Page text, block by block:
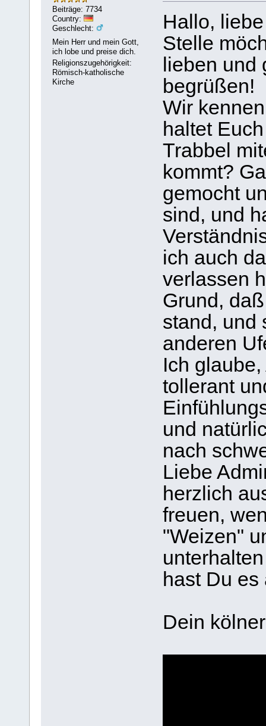
Beiträge: 7734
Country:
Geschlecht:
Mein Herr und mein Gott,
ich lobe und preise dich.
Religionszugehörigkeit:
Römisch-katholische
Kirche
Hallo,
Stelle
lieben und
begrüßen!
Wir
haltet
Trabbel
kommt?
gemocht
sind, und
ich auch
verlassen
Grund,
stand, und
anderen
Ich
tollerant
und
nach
Liebe
herzlich
freuen,
"Weizen"
hast Du
Dein